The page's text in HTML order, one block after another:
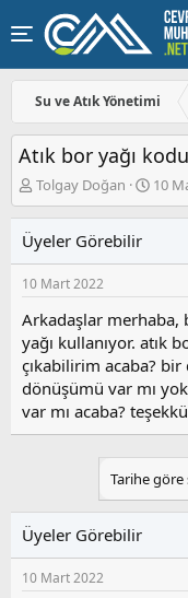
Su ve Atık Yönetimi
Atık bor yağı
K
o
n
u
y
u
b
a
ş
l
a
t
a
n
Tolgay Doğan
B
a
ş
a
g
ı
ç
t
r
i
h
i
10
Üyeler Görebilir
10 Mart 2022
Arkadaşlar
yağı kullanıyor. atık
çıkabilirim acaba?
dönüşümü var mı
var mı acaba?
Tarihe göre
Üyeler Görebilir
10 Mart 2022